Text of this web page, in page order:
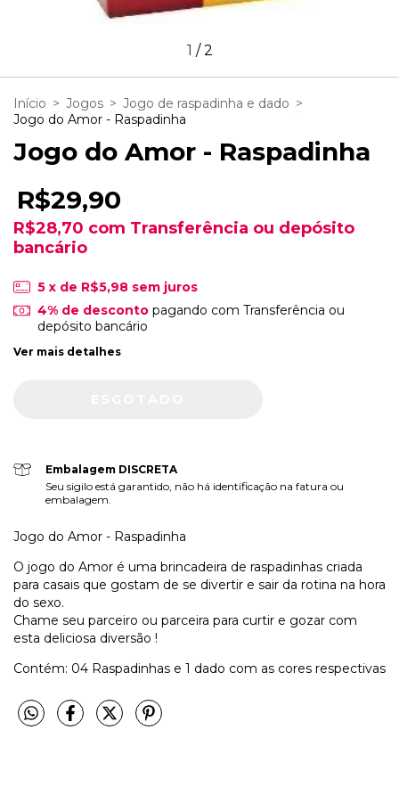
1 /2
Início > Jogos > Jogo de raspadinha e dado >
Jogo do Amor - Raspadinha
Jogo do Amor - Raspadinha
R$29,90
R$28,70 com Transferência ou depósito
bancário
5 x de R$5,98 sem juros
4% de descontopagando com Transferência ou
depósito bancário
Ver mais detalhes
Embalagem DISCRETA
Seu sigilo está garantido, não há identificação na fatura ou
embalagem.
Jogo do Amor - Raspadinha
O jogo do Amor é uma brincadeira de raspadinhas criada
para casais que gostam de se divertir e sair da rotina na hora
do sexo.
Chame seu parceiro ou parceira para curtir e gozar com
esta deliciosa diversão !
Contém: 04 Raspadinhas e 1 dado com as cores respectivas